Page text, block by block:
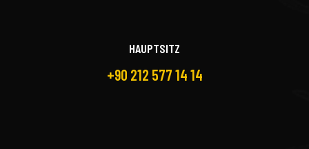
HAUPTSITZ
+90 212 577 14 14